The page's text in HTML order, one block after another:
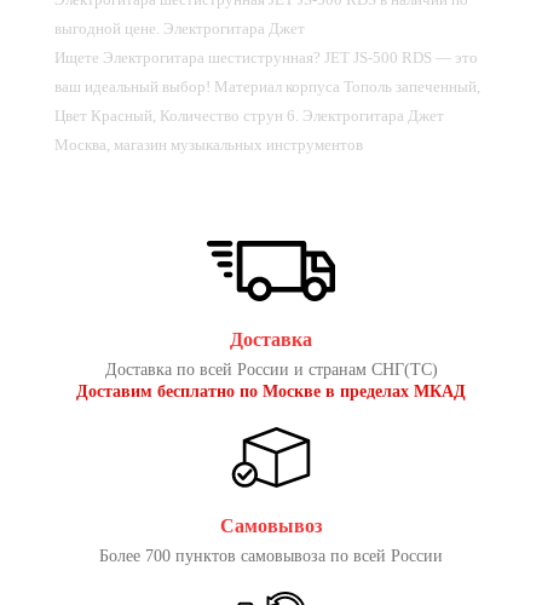
выгодной цене. Электрогитара Джет
Ищете Электрогитара шестиструнная? JET JS-500 RDS — это
ваш идеальный выбор! Материал корпуса Тополь запеченный,
Цвет Красный, Количество струн 6. Электрогитара Джет
Москва, магазин музыкальных инструментов
Доставка
Доставка по всей России и странам СНГ(ТС)
Доставим бесплатно по Москве в пределах МКАД
Самовывоз
Более 700 пунктов самовывоза по всей России